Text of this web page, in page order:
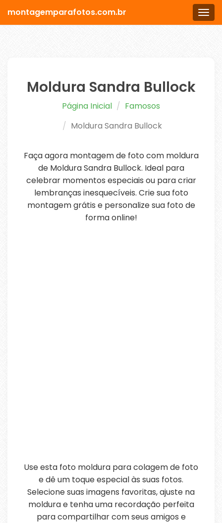
Menu
montagemparafotos.com.br
Moldura Sandra Bullock
Página Inicial
Famosos
Moldura Sandra Bullock
Faça agora montagem de foto com moldura
de Moldura Sandra Bullock. Ideal para
celebrar momentos especiais ou para criar
lembranças inesquecíveis. Crie sua foto
montagem grátis e personalize sua foto de
forma online!
Use esta foto moldura para colagem de foto
e dê um toque especial às suas fotos.
Selecione suas imagens favoritas, ajuste na
moldura e tenha uma recordação perfeita
para compartilhar com seus amigos e